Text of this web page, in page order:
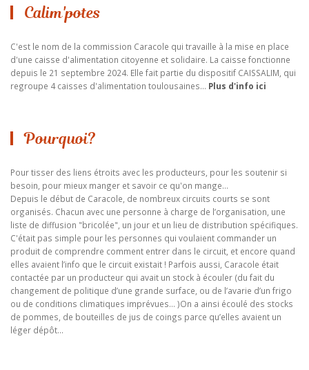
Calim'potes
C'est le nom de la commission Caracole qui travaille à la mise en place
d'une caisse d'alimentation citoyenne et solidaire. La caisse fonctionne
depuis le 21 septembre 2024. Elle fait partie du dispositif CAISSALIM, qui
regroupe 4 caisses d'alimentation toulousaines... Plus d'info ici
Pourquoi?
Pour tisser des liens étroits avec les producteurs, pour les soutenir si
besoin, pour mieux manger et savoir ce qu'on mange...
Depuis le début de Caracole, de nombreux circuits courts se sont
organisés. Chacun avec une personne à charge de l’organisation, une
liste de diffusion "bricolée", un jour et un lieu de distribution spécifiques.
C'était pas simple pour les personnes qui voulaient commander un
produit de comprendre comment entrer dans le circuit, et encore quand
elles avaient l’info que le circuit existait ! Parfois aussi, Caracole était
contactée par un producteur qui avait un stock à écouler (du fait du
changement de politique d’une grande surface, ou de l’avarie d’un frigo
ou de conditions climatiques imprévues... )On a ainsi écoulé des stocks
de pommes, de bouteilles de jus de coings parce qu’elles avaient un
léger dépôt...